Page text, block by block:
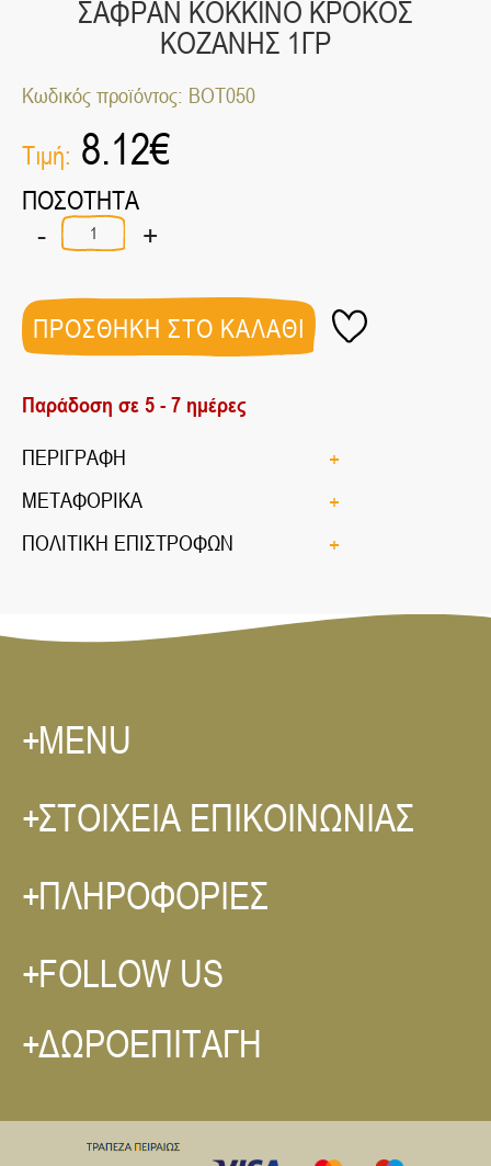
ΣΑΦΡΑΝ ΚΟΚΚΙΝΟ ΚΡΟΚΟΣ
ΚΟΖΑΝΗΣ 1ΓΡ
Κωδικός προϊόντος: ΒΟΤ050
Τιμή: 8.12€
ΠΟΣΟΤΗΤΑ
-
ΣΑΦΡΑΝ
ΚΟΚΚΙΝΟ
ΚΟΖΑΝΗΣ
1ΓΡ
ποσότητα
+
ΠΡΟΣΘΗΚΗ ΣΤΟ ΚΑΛΑΘΙ
Παράδοση σε 5 - 7 ημέρες
ΠΕΡΙΓΡΑΦΗ
ΜΕΤΑΦΟΡΙΚΑ
ΠΟΛΙΤΙΚΗ ΕΠΙΣΤΡΟΦΩΝ
MENU
ΣΤΟΙΧΕΙΑ ΕΠΙΚΟΙΝΩΝΙΑΣ
ΠΛΗΡΟΦΟΡΙΕΣ
FOLLOW US
ΔΩΡΟΕΠΙΤΑΓΗ